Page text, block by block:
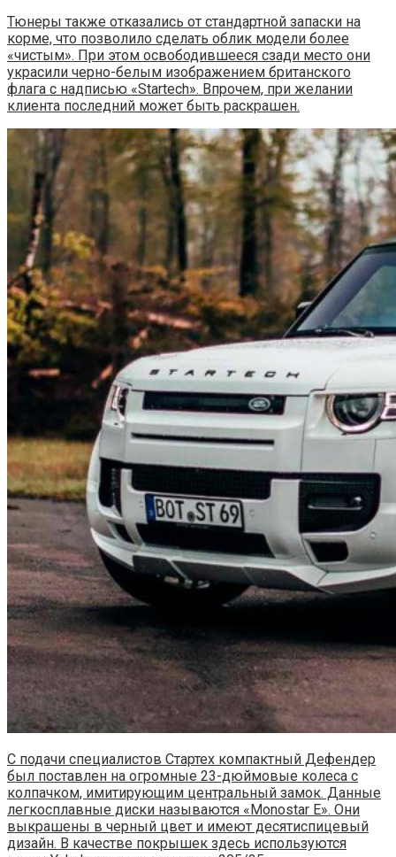
Тюнеры также отказались от стандартной запаски на
корме, что позволило сделать облик модели более
«чистым». При этом освободившееся сзади место они
украсили черно-белым изображением британского
флага с надписью «Startech». Впрочем, при желании
клиента последний может быть раскрашен.
С подачи специалистов Стартех компактный Дефендер
был поставлен на огромные 23-дюймовые колеса с
колпачком, имитирующим центральный замок. Данные
легкосплавные диски называются «Monostar E». Они
выкрашены в черный цвет и имеют десятиспицевый
дизайн. В качестве покрышек здесь используются